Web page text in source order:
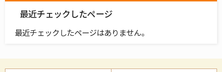
最近チェックしたページ
最近チェックしたページはありません。